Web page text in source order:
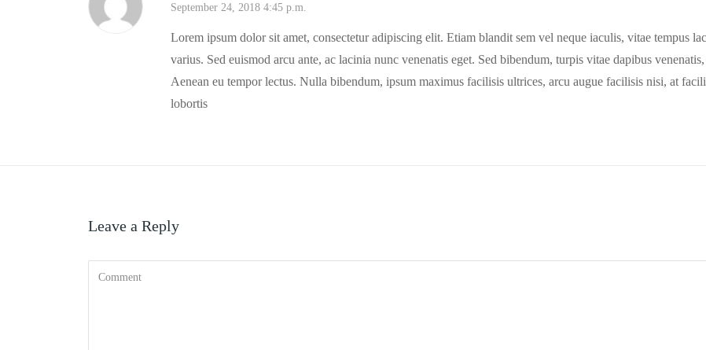
September 24, 2018 4:45 p.m.
Lorem ipsum dolor sit amet, consectetur adipiscing elit. Etiam blandit sem vel neque iaculis, vitae tempus
varius. Sed euismod arcu ante, ac lacinia nunc venenatis eget. Sed bibendum, turpis vitae dapibus
Aenean eu tempor lectus. Nulla bibendum, ipsum maximus facilisis ultrices, arcu augue facilisis nisi, at
lobortis
Leave a Reply